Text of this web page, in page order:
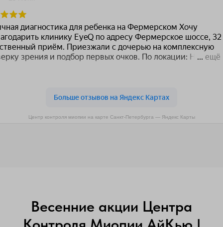
Центр контроля миопии на карте Санкт‑Петербурга — Яндекс Карты
Весенние акции Центра